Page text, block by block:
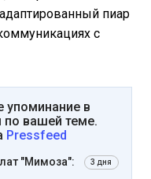
пиар
с
упоминание в
по вашей теме.
Pressfeed
"Мимоза":
3 дня